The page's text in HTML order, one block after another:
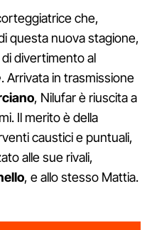
che,
questa nuova stagione,
divertimento al
. Arrivata in trasmissione
, Nilufar è riuscita a
Il merito è della
caustici e puntuali,
alle sue rivali,
, e allo stesso Mattia.